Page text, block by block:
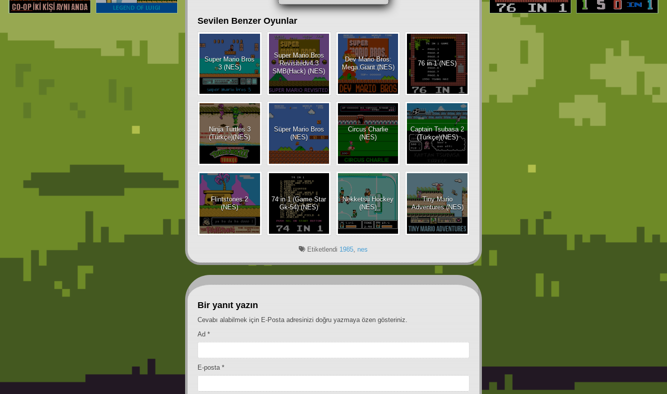
DISKS AYARLAR
Sevilen Benzer Oyunlar
Super Mario Bros
3 (NES)
Super Mario Bros
Revisitedv4.3
SMB(Hack) (NES)
Dev Mario Bros:
Mega Giant (NES)
76 in 1 (NES)
Ninja Turtles 3
(Türkçe)(NES)
Süper Mario Bros
(NES)
Circus Charlie
(NES)
Captain Tsubasa 2
(Türkçe)(NES)
Flintstones 2
(NES)
74 in 1 (Game Star
Gk-54) (NES)
Nekketsu Hockey
(NES)
Tiny Mario
Adventures (NES)
Etiketlendi1985,nes
Bir yanıt yazın
Cevabı alabilmek için E-Posta adresinizi doğru yazmaya özen gösteriniz.
Ad*
E-posta*
Dr Mario (NES) Tiny Mario Adventures
(NES)
Legend Of Luigi (SMC)